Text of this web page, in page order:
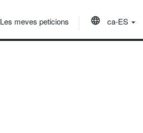
Les meves peticions ca-ES